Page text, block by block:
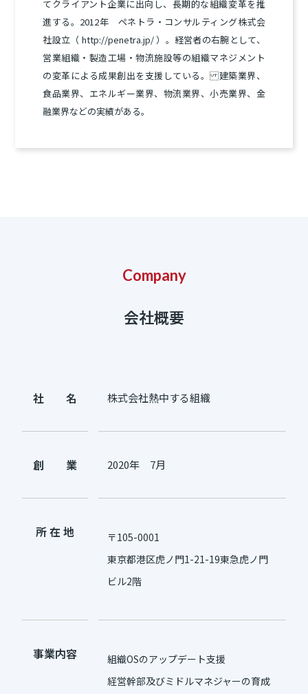
てクライアント企業に出向し、長期的な組織変革を推
進する。2012年 ペネトラ・コンサルティング株式会
社設立（ http://penetra.jp/ ）。経営者の右腕として、
営業組織・製造工場・物流施設等の組織マネジメント
の変革による成果創出を支援している。 建築業界、
食品業界、エネルギー業界、物流業界、小売業界、金
融業界などの実績がある。
Company
会社概要
社 名 株式会社熱中する組織
創 業 2020年 7月
所 在 地
〒105-0001
東京都港区虎ノ門1-21-19東急虎ノ門
ビル2階
事業内容
組織OSのアップデート支援
経営幹部及びミドルマネジャーの育成